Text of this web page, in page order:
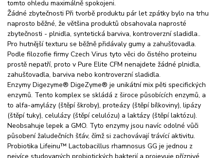
tomto ohledu maximálně spokojeni.
Žádné zbytečnosti Při tvorbě produktu pár let zpátky bylo na trhu
naprosto běžné, že většina produktů obsahovala naprosté
zbytečnosti - plnidla, syntetická barviva, kontroverzní sladidla..
Pro hutnější texturu se běžně přidávaly gumy a zahušťovadla.
Podle filozofie firmy Czech Virus tyto věci do čistého proteinu
prostě nepatří, proto v Pure Elite CFM nenajdete žádné plnidla,
zahušťovadla, barviva nebo kontroverzní sladidla.
Enzymy Digezyme® DigeZyme® je unikátní mix pěti specifických
enzymů. Tento komplex se skládá z široce působících enzymů, a
to alfa-amylázy (štěpí škroby), proteázy (štěpí bílkoviny), lipázy
(štěpí tuky), celulázy (štěpí celulózu) a laktázy (štěpí laktózu).
Neobsahuje lepek a GMO. Tyto enzymy jsou navíc odolné vůči
působení žaludečních šťáv, čímž si zachovávají trávící aktivitu.
Probiotika Lifeinu™ Lactobacillus rhamnosus GG je jednou z
nejvíce studovaných probiotických bakterií a projevuje příznivé